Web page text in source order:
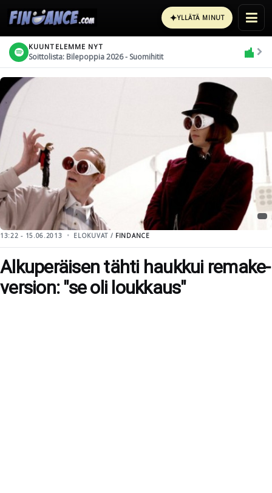
✦YLLÄTÄ MINUT
KUUNTELEMME NYT
Soittolista: Bilepoppia 2026 - Suomihitit
13:22 - 15.06.2013 ELOKUVAT / FINDANCE
Alkuperäisen tähti haukkui remake-
version: "se oli loukkaus"